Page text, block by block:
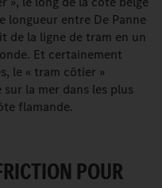
longueur entre De Panne
de la ligne de tram en un
Et certainement
le « tram côtier »
la mer dans les plus
flamande.
POUR